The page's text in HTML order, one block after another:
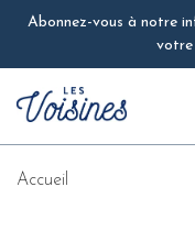
Abonnez-vous à notre
votre
Accueil